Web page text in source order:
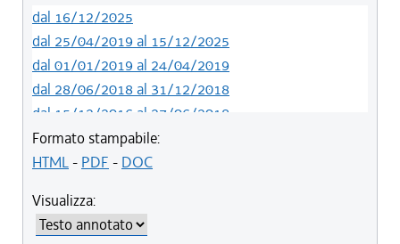
dal 16/12/2025
dal 25/04/2019 al 15/12/2025
dal 01/01/2019 al 24/04/2019
dal 28/06/2018 al 31/12/2018
dal 15/12/2016 al 27/06/2018
dal 13/01/2016 al 14/12/2016
dal 11/08/2015 al 12/01/2016
dal 08/08/2014 al 18/02/2015
dal 11/04/2014 al 07/08/2014
Formato stampabile:
HTML- PDF - DOC
Visualizza: